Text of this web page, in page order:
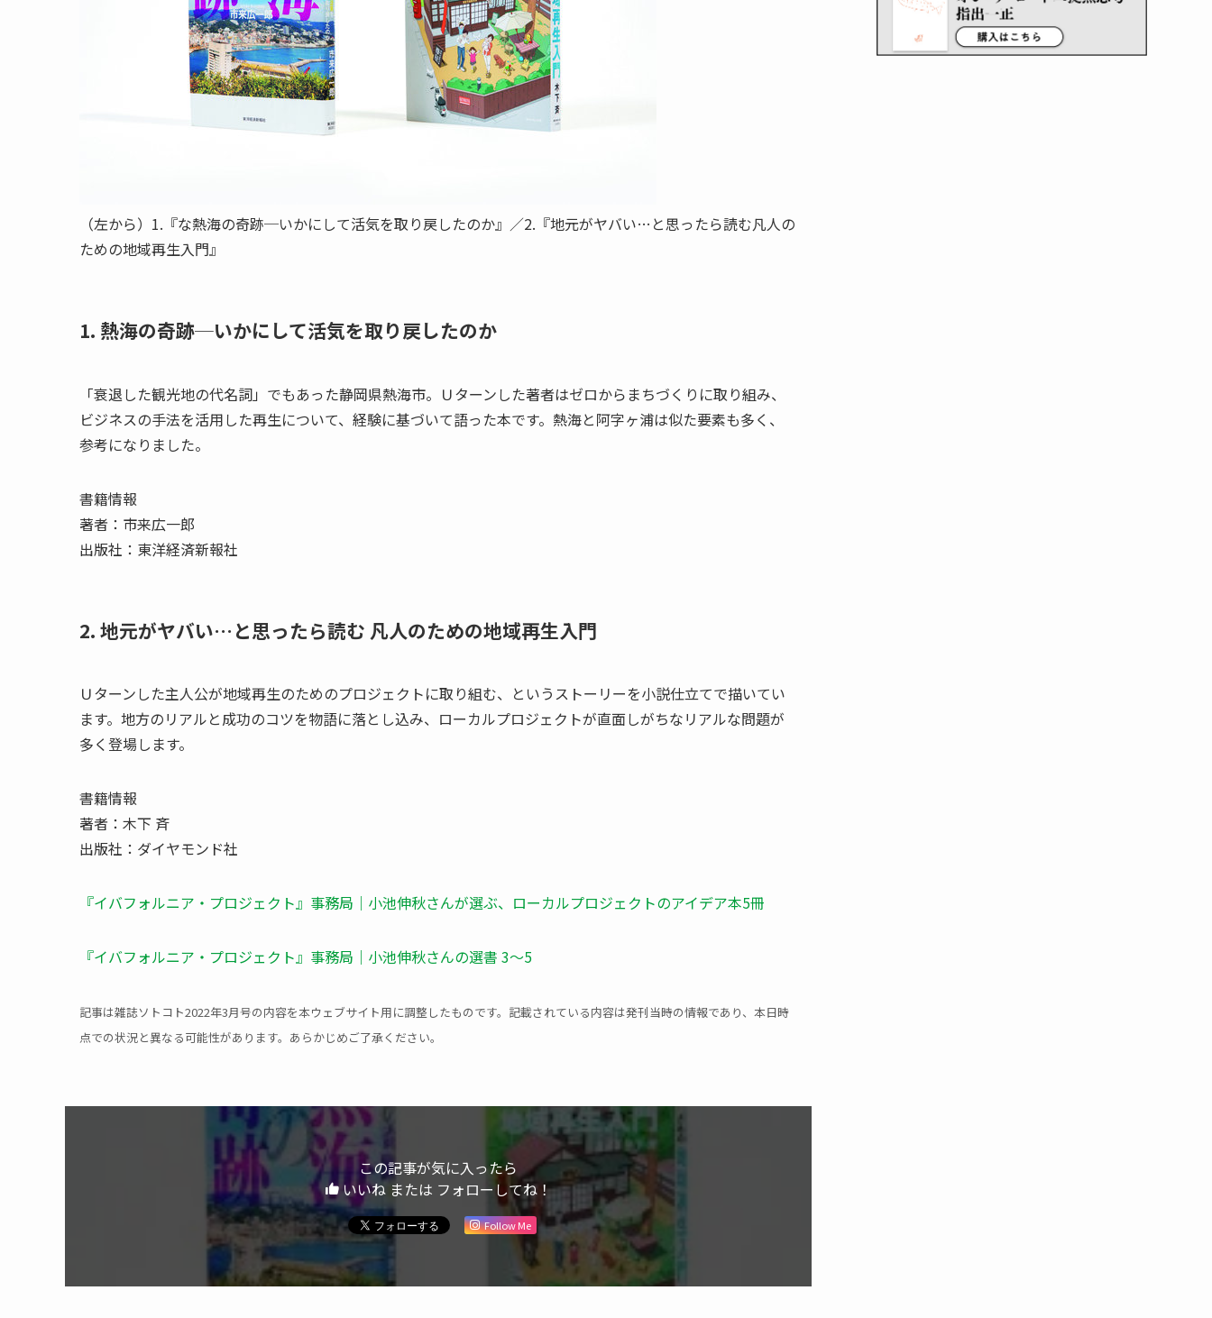
（左から）1.『な熱海の奇跡─いかにして活気を取り戻したのか』／2.『地元がヤバい…と思ったら読む凡人の
ための地域再生入門』
1. 熱海の奇跡─いかにして活気を取り戻したのか
「衰退した観光地の代名詞」でもあった静岡県熱海市。Ｕターンした著者はゼロからまちづくりに取り組み、
ビジネスの手法を活用した再生について、経験に基づいて語った本です。熱海と阿字ヶ浦は似た要素も多く、
参考になりました。
書籍情報
著者：市来広一郎
出版社：東洋経済新報社
2. 地元がヤバい…と思ったら読む 凡人のための地域再生入門
Ｕターンした主人公が地域再生のためのプロジェクトに取り組む、というストーリーを小説仕立てで描いてい
ます。地方のリアルと成功のコツを物語に落とし込み、ローカルプロジェクトが直面しがちなリアルな問題が
多く登場します。
書籍情報
著者：木下 斉
出版社：ダイヤモンド社
『イバフォルニア・プロジェクト』事務局｜小池伸秋さんが選ぶ、ローカルプロジェクトのアイデア本5冊
『イバフォルニア・プロジェクト』事務局｜小池伸秋さんの選書 3〜5
記事は雑誌ソトコト2022年3月号の内容を本ウェブサイト用に調整したものです。記載されている内容は発刊当時の情報であり、本日時
点での状況と異なる可能性があります。あらかじめご了承ください。
この記事が気に入ったら
いいね または フォローしてね！
Follow Me